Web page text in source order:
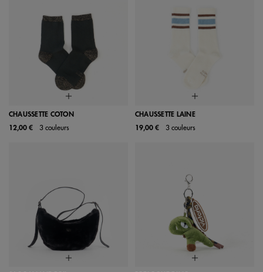
CHAUSSETTE COTON
12,00 €
3 couleurs
CHAUSSETTE LAINE
19,00 €
3 couleurs